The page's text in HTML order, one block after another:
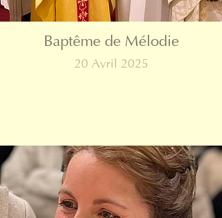
Baptême de Mélodie
20 Avril 2025